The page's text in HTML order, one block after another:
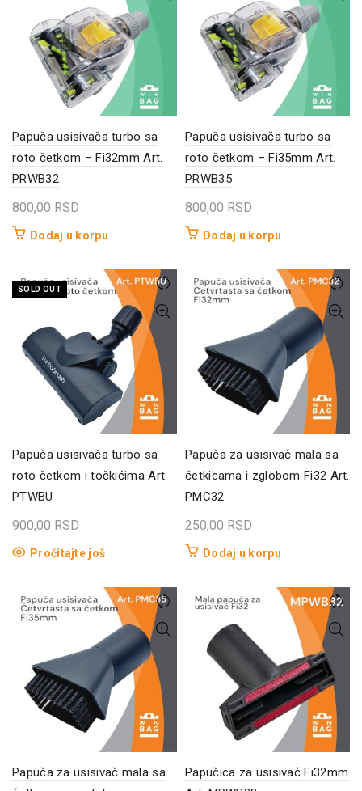
Papuča usisivača turbo sa
roto četkom – Fi32mm Art.
PRWB32
800,00 RSD
Dodaj u korpu
Papuča usisivača turbo sa
roto četkom – Fi35mm Art.
PRWB35
800,00 RSD
Dodaj u korpu
SOLD OUT
Papuča usisivača turbo sa
roto četkom i točkićima Art.
PTWBU
900,00 RSD
Pročitajte još
Papuča za usisivač mala sa
četkicama i zglobom Fi32 Art.
PMC32
250,00 RSD
Dodaj u korpu
Papuča za usisivač mala sa
Papučica za usisivač Fi32mm